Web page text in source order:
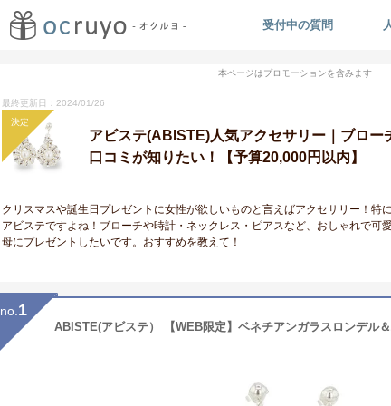
受付中の質問
本ページはプロモーションを含みます
最終更新日：2024/01/26
決定
アビステ(ABISTE)人気アクセサリー｜ブロー
口コミが知りたい！【予算20,000円以内】
クリスマスや誕生日プレゼントに女性が欲しいものと言えばアクセサリー！特
アビステですよね！ブローチや時計・ネックレス・ピアスなど、おしゃれで可
母にプレゼントしたいです。おすすめを教えて！
no. 1
ABISTE(アビステ） 【WEB限定】ベネチアンガラスロンデル